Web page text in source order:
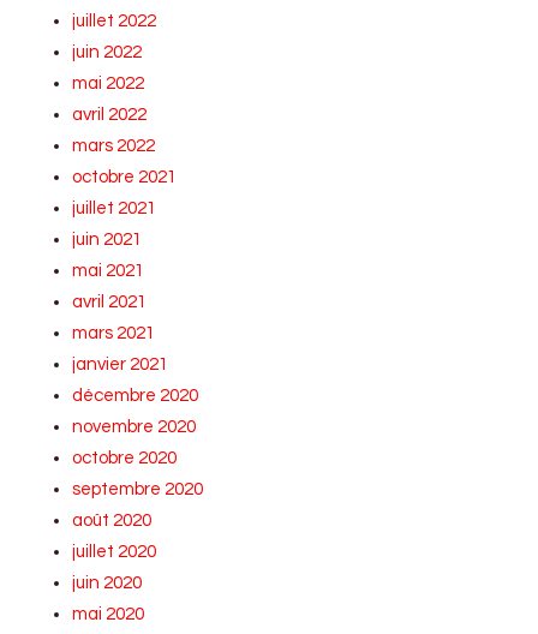
juillet 2022
juin 2022
mai 2022
avril 2022
mars 2022
octobre 2021
juillet 2021
juin 2021
mai 2021
avril 2021
mars 2021
janvier 2021
décembre 2020
novembre 2020
octobre 2020
septembre 2020
août 2020
juillet 2020
juin 2020
mai 2020